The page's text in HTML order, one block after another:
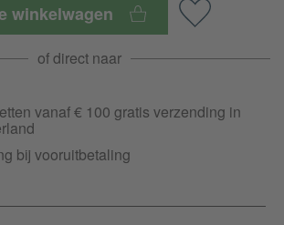
winkelwagen
of direct naar
vanaf € 100 gratis verzending in
bij vooruitbetaling